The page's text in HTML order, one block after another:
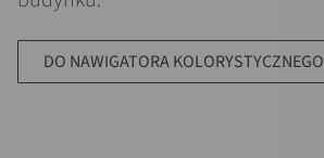
DO NAWIGATORA KOLORYSTYCZNEGO